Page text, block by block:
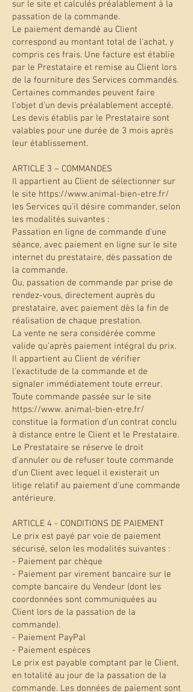
sur le site et calculés préalablement à la
passation de la commande.
Le paiement demandé au Client
correspond au montant total de l'achat, y
compris ces frais. Une facture est établie
par le Prestataire et remise au Client lors
de la fourniture des Services commandés.
Certaines commandes peuvent faire
l'objet d'un devis préalablement accepté.
Les devis établis par le Prestataire sont
valables pour une durée de 3 mois après
leur établissement.
ARTICLE 3 – COMMANDES
Il appartient au Client de sélectionner sur
le site https://www.animal-bien-etre.fr/
les Services qu'il désire commander, selon
les modalités suivantes :
Passation en ligne de commande d'une
séance, avec paiement en ligne sur le site
internet du prestataire, dès passation de
la commande.
Ou, passation de commande par prise de
rendez-vous, directement auprès du
prestataire, avec paiement dès la fin de
réalisation de chaque prestation.
La vente ne sera considérée comme
valide qu’après paiement intégral du prix.
Il appartient au Client de vérifier
l'exactitude de la commande et de
signaler immédiatement toute erreur.
Toute commande passée sur le site
https://www. animal-bien-etre.fr/
constitue la formation d'un contrat conclu
à distance entre le Client et le Prestataire.
Le Prestataire se réserve le droit
d'annuler ou de refuser toute commande
d'un Client avec lequel il existerait un
litige relatif au paiement d'une commande
antérieure.
ARTICLE 4 - CONDITIONS DE PAIEMENT
Le prix est payé par voie de paiement
sécurisé, selon les modalités suivantes :
- Paiement par chèque
- Paiement par virement bancaire sur le
compte bancaire du Vendeur (dont les
coordonnées sont communiquées au
Client lors de la passation de la
commande).
- Paiement PayPal
- Paiement espèces
Le prix est payable comptant par le Client,
en totalité au jour de la passation de la
commande. Les données de paiement sont